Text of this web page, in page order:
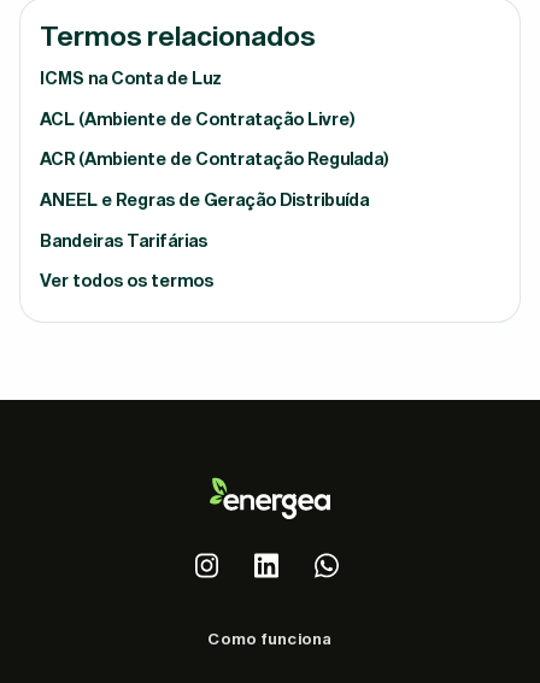
Termos relacionados
ICMS na Conta de Luz
ACL (Ambiente de Contratação Livre)
ACR (Ambiente de Contratação Regulada)
ANEEL e Regras de Geração Distribuída
Bandeiras Tarifárias
Ver todos os termos
Como funciona